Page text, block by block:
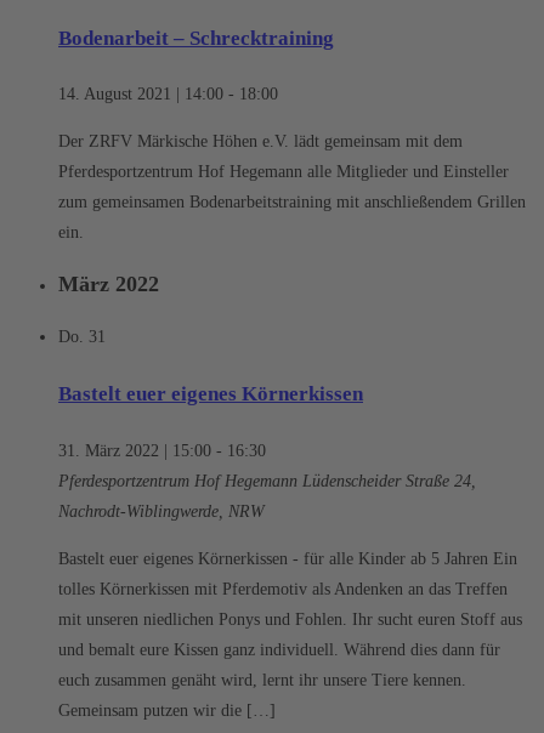
Bodenarbeit – Schrecktraining
14. August 2021 | 14:00 - 18:00
Der ZRFV Märkische Höhen e.V. lädt gemeinsam mit dem
Pferdesportzentrum Hof Hegemann alle Mitglieder und Einsteller
zum gemeinsamen Bodenarbeitstraining mit anschließendem Grillen
ein.
März 2022
Do. 31
Bastelt euer eigenes Körnerkissen
31. März 2022 | 15:00 - 16:30
Pferdesportzentrum Hof Hegemann Lüdenscheider Straße 24,
Nachrodt-Wiblingwerde, NRW
Bastelt euer eigenes Körnerkissen - für alle Kinder ab 5 Jahren Ein
tolles Körnerkissen mit Pferdemotiv als Andenken an das Treffen
mit unseren niedlichen Ponys und Fohlen. Ihr sucht euren Stoff aus
und bemalt eure Kissen ganz individuell. Während dies dann für
euch zusammen genäht wird, lernt ihr unsere Tiere kennen.
Gemeinsam putzen wir die […]